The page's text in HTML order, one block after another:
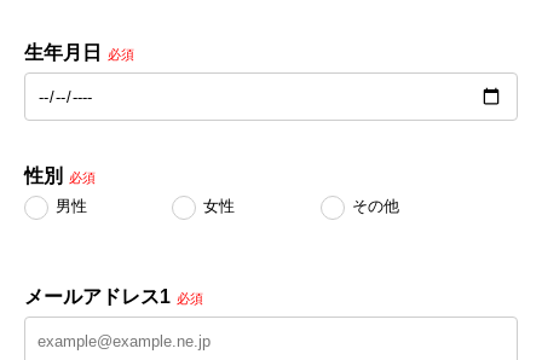
生年月日 必須
性別 必須
男性 女性 その他
メールアドレス1 必須